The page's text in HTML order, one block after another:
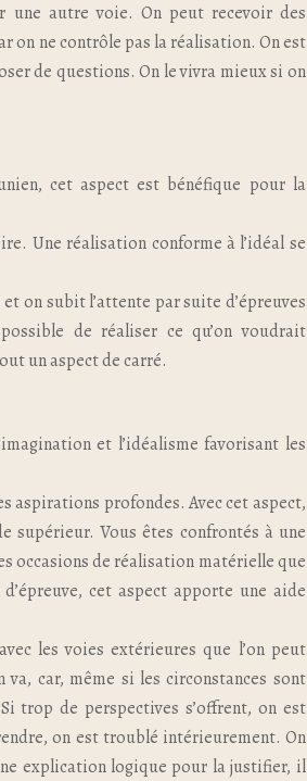
autre voie. On peut recevoir des
on ne contrôle pas la réalisation. On est
de questions. On le vivra mieux si on
cet aspect est bénéfique pour la
Une réalisation conforme à l’idéal se
on subit l’attente par suite d’épreuves
de réaliser ce qu’on voudrait
un aspect de carré.
et l’idéalisme favorisant les
aspirations profondes. Avec cet aspect,
supérieur. Vous êtes confrontés à une
occasions de réalisation matérielle que
cet aspect apporte une aide
les voies extérieures que l’on peut
car, même si les circonstances sont
trop de perspectives s’offrent, on est
on est troublé intérieurement. On
explication logique pour la justifier, il